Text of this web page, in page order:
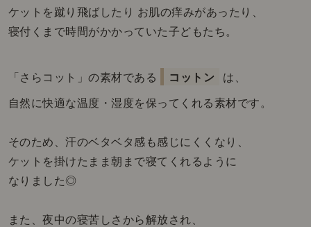
ケットを蹴り飛ばしたり お肌の痒みがあったり、
寝付くまで時間がかかっていた子どもたち。
「さらコット」の素材である コットン は、
自然に快適な温度・湿度を保ってくれる素材です。
そのため、汗のベタベタ感も感じにくくなり、
ケットを掛けたまま朝まで寝てくれるように
なりました◎
また、夜中の寝苦しさから解放され、